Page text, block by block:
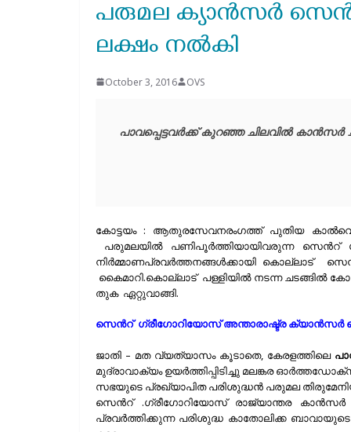
പരുമല ക്യാന്‍സര്‍
ലക്ഷം നല്‍കി
October 3, 2016 OVS
പാവപ്പെട്ടവർക്ക് കുറഞ്ഞ ചിലവിൽ കാൻസർ
കോട്ടയം : ആതുരസേവനരംഗത്ത്‌ പുതിയ
പരുമലയിൽ പണിപൂർത്തിയായിവരുന്ന സെന്‍റ്
നിർമ്മാണപ്രവർത്തനങ്ങൾക്കായി കൊല്ലാട്
കൈമാറി.കൊല്ലാട് പള്ളിയില്‍ നടന്ന ചടങ്ങില്‍
തുക ഏറ്റുവാങ്ങി.
സെന്‍റ് ഗ്രീഗോറിയോസ്‌ അന്താരാഷ്ട്ര
ജാതി – മത വ്യത്യാസം കൂടാതെ, കേരളത്തിലെ
മുദ്രാവാക്യം ഉയർത്തിപ്പിടിച്ചു മലങ്കര
സഭയുടെ പ്രഖ്യാപിത പരിശുദ്ധന്‍ പരുമല
സെന്‍റ് .ഗ്രീഗോറിയോസ് രാജ്യാന്തര
പ്രവർത്തിക്കുന്ന പരിശുദ്ധ കാതോലിക്ക